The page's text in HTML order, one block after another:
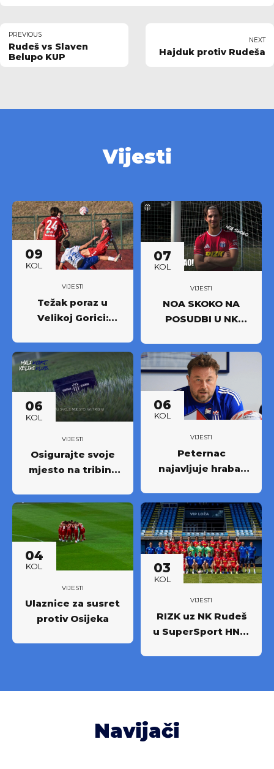
PREVIOUS
Rudeš vs Slaven
Belupo KUP
NEXT
Hajduk protiv Rudeša
Vijesti
09
KOL
VIJESTI
Težak poraz u
Velikoj Gorici:
07
KOL
VIJESTI
NOA SKOKO NA
POSUDBI U NK
06
KOL
VIJESTI
Osigurajte svoje
mjesto na tribini:
godišnjih ulaznica
NK Rudeš za
prvoligašku
sezonu 2026/27.!
06
KOL
VIJESTI
Peternac
najavljuje hrabar
04
KOL
VIJESTI
Ulaznice za susret
protiv Osijeka
03
KOL
VIJESTI
RIZK uz NK Rudeš
u SuperSport HNL-
Navijači